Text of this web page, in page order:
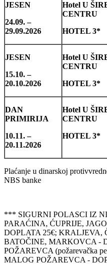
JESEN
24.09. –
29.09.2026
Hotel U
CENTRU
HOTEL 3*
JESEN
15.10. –
20.10.2026
Hotel U
CENTRU
HOTEL 3*
DAN
PRIMIRIJA
10.11. –
20.11.2026
Hotel U
CENTRU
HOTEL 3*
Plaćanje u dinarskoj
NBS banke
*** SIGURNI POLASCI IZ
PARAĆINA, ĆUPRIJE,
DOPLATA 25€;
BATOČINE, MARKOVCA -
POŽAREVCA (požarevačka
MALOG POŽAREVCA -